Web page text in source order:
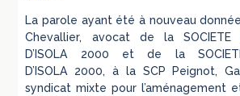
La parole ayant été à nouveau
Chevallier, avocat de la SOCIETE
D’ISOLA 2000 et de la
D’ISOLA 2000, à la SCP Peignot,
syndicat mixte pour l’aménagement